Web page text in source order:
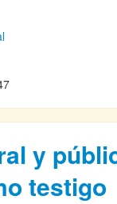
y
testigo